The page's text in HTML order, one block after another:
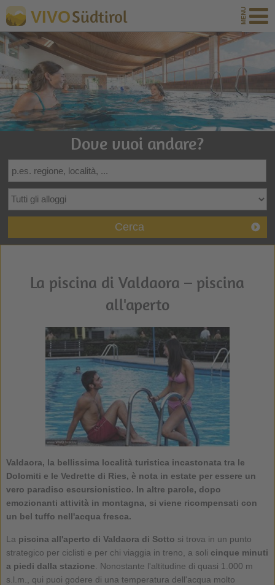
VIVOSüdtirol
Dove vuoi andare?
Cerca
La piscina di Valdaora – piscina
all'aperto
Valdaora, la bellissima località turistica incastonata tra le
Dolomiti e le Vedrette di Ries, è nota in estate per essere un
vero paradiso escursionistico. In altre parole, dopo
emozionanti attività in montagna, si viene ricompensati con
un bel tuffo nell'acqua fresca.
La piscina all'aperto di Valdaora di Sotto si trova in un punto
strategico per ciclisti e per chi viaggia in treno, a soli cinque minuti
a piedi dalla stazione . Nonostante l'altitudine di quasi 1.000 m
s.l.m., qui puoi godere di una temperatura dell'acqua molto